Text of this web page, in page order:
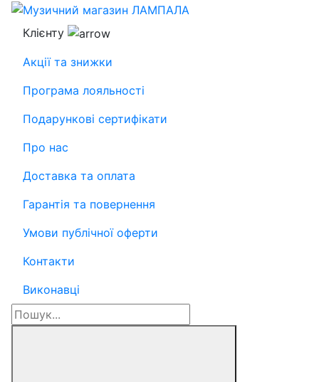
Клієнту
Акції та знижки
Програма лояльності
Подарункові сертифікати
Про нас
Доставка та оплата
Гарантія та повернення
Умови публічної оферти
Контакти
Виконавці